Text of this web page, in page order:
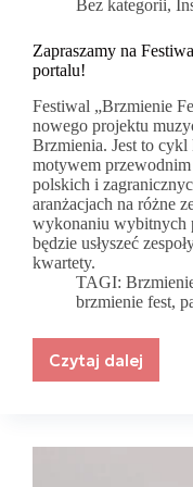
Bez kategorii,
Zapraszamy na
portalu!
Festiwal „Brzmienie
nowego projektu
Brzmienia. Jest to
motywem
polskich i
aranżacjach na różne
wykonaniu wybitnych
będzie usłyszeć
kwartety.
TAGI:
brzmienie fest,
Czytaj dalej
Zapraszamy
Fest”.